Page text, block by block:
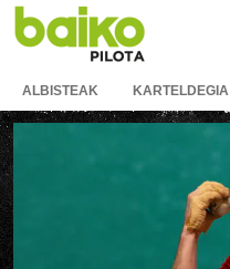
ALBISTEAK KARTELDEGIA